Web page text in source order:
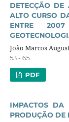
DETECÇÃO
ALTO CURSO
ENTRE
João Marcos
53 - 65
PDF
IMPACTOS
PRODUÇÃO DE